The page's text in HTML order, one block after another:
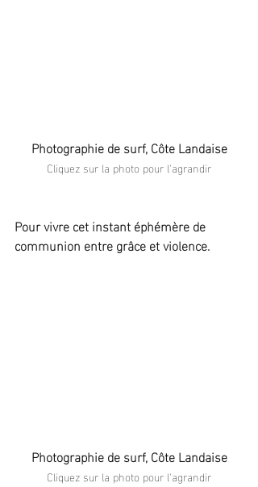
Photographie de surf, Côte Landaise
Cliquez sur la photo pour l'agrandir
Pour vivre cet instant éphémère de
communion entre grâce et violence.
Photographie de surf, Côte Landaise
Cliquez sur la photo pour l'agrandir